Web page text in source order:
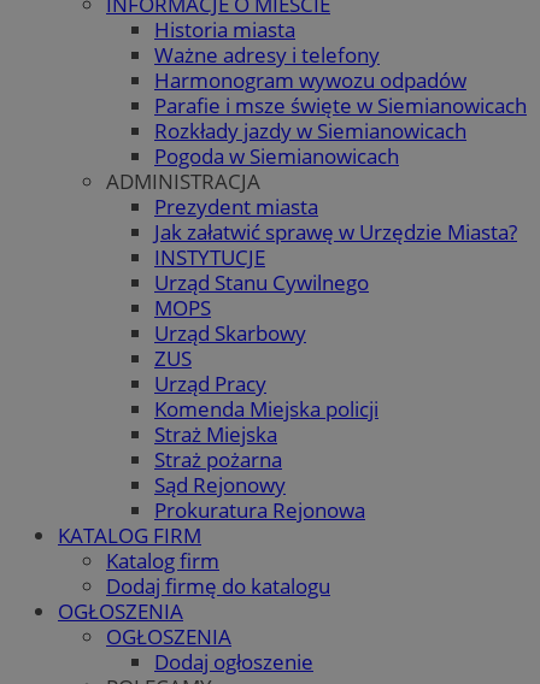
Historia miasta
Ważne adresy i telefony
Harmonogram wywozu odpadów
Parafie i msze święte w Siemianowicach
Rozkłady jazdy w Siemianowicach
Pogoda w Siemianowicach
ADMINISTRACJA
Prezydent miasta
Jak załatwić sprawę w Urzędzie Miasta?
INSTYTUCJE
Urząd Stanu Cywilnego
MOPS
Urząd Skarbowy
ZUS
Urząd Pracy
Komenda Miejska policji
Straż Miejska
Straż pożarna
Sąd Rejonowy
Prokuratura Rejonowa
KATALOG FIRM
Katalog firm
Dodaj firmę do katalogu
OGŁOSZENIA
OGŁOSZENIA
Dodaj ogłoszenie